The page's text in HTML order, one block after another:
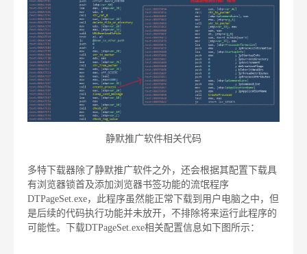
静默推广软件相关代码
多特下载器除了静默推广软件之外，还会根据其配置下载具
有浏览器锁首及添加浏览器书签功能的流氓程序
DTPageSet.exe，此程序虽然能正常下载到用户电脑之中，但
是后续的代码执行功能并未放开，不排除将来运行此程序的
可能性。下载DTPageSet.exe相关配置信息如下图所示：